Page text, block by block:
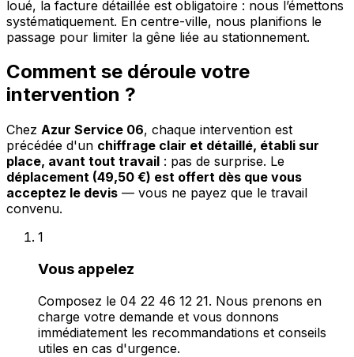
loué, la facture détaillée est obligatoire : nous l’émettons
systématiquement. En centre-ville, nous planifions le
passage pour limiter la gêne liée au stationnement.
Comment se déroule votre
intervention ?
Chez Azur Service 06, chaque intervention est
précédée d'un chiffrage clair et détaillé, établi sur
place, avant tout travail : pas de surprise. Le
déplacement (49,50 €) est offert dès que vous
acceptez le devis — vous ne payez que le travail
convenu.
1
Vous appelez
Composez le 04 22 46 12 21. Nous prenons en
charge votre demande et vous donnons
immédiatement les recommandations et conseils
utiles en cas d'urgence.